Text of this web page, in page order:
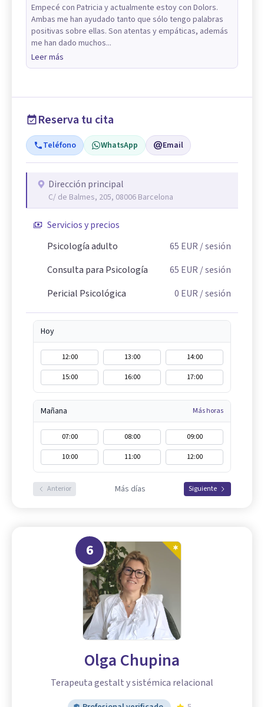
Empecé con Patricia y actualmente estoy con Dolors.
Ambas me han ayudado tanto que sólo tengo palabras
positivas sobre ellas. Son atentas y empáticas, además
me han dado muchos...
Leer más
Reserva tu cita
Teléfono WhatsApp Email
Dirección principal
C/ de Balmes, 205, 08006 Barcelona
Servicios y precios
Psicología adulto
65 EUR / sesión
Consulta para Psicología
65 EUR / sesión
Pericial Psicológica
0 EUR / sesión
Hoy
12:00 13:00
14:00
15:00
16:00 17:00
Mañana Más horas
07:00 08:00
09:00
10:00
11:00 12:00
Anterior Más días Siguiente
6
Olga Chupina
Terapeuta gestalt y sistémica relacional